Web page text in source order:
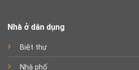
Nhà ở dân dụng
Biệt thự
Nhà phố